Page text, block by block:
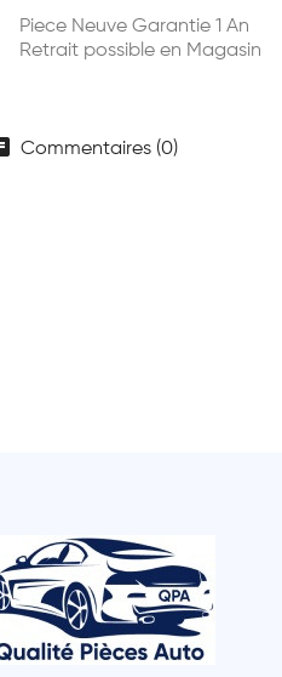
Piece Neuve Garantie 1 An
Retrait possible en Magasin
Commentaires (0)